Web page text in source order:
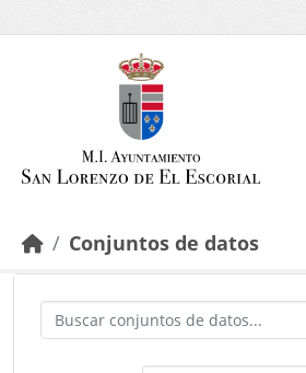
Conjuntos de datos